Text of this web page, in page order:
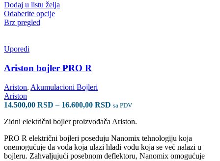
Dodaj u listu želja
Odaberite opcijeOvaj
mogu
biti
izabrane
na
stranici
proizvoda.
Brz pregled
Uporedi
Ariston bojler PRO R
Ariston, Akumulacioni Bojleri
Ariston
14.500,00 RSD – 16.600,00 RSD Raspon
od
do
16.600,00 RSD
sa PDV
Zidni električni bojler proizvođača Ariston.
PRO R električni bojleri poseduju Nanomix tehnologiju koja
onemogućuje da voda koja ulazi hladi vodu koja se već nalazi u
bojleru. Zahvaljujući posebnom deflektoru, Nanomix omogućuje